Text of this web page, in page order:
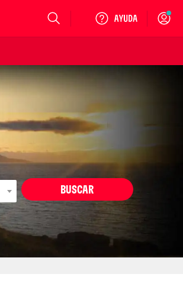
Login
BUSCAR